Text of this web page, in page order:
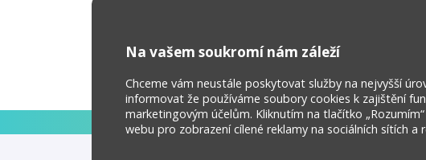
Na vašem soukromí nám záleží
Chceme vám neustále poskytovat služby na nejvyšší
informovat že používáme soubory cookies k zajištění
marketingovým účelům. Kliknutím na tlačítko
webu pro zobrazení cílené reklamy na sociálních sítích a